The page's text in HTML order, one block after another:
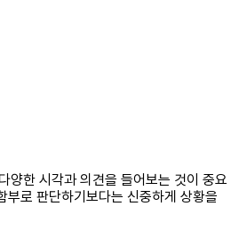
양한 시각과 의견을 들어보는 것이 중요
로 판단하기보다는 신중하게 상황을